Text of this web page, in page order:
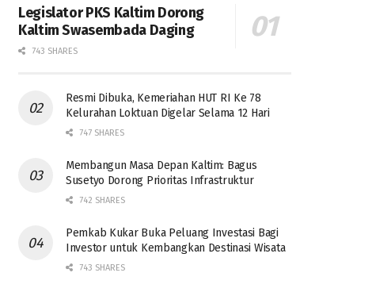
Legislator PKS Kaltim Dorong
Kaltim Swasembada Daging
743 SHARES
Resmi Dibuka, Kemeriahan HUT RI Ke 78
Kelurahan Loktuan Digelar Selama 12 Hari
747 SHARES
Membangun Masa Depan Kaltim: Bagus
Susetyo Dorong Prioritas Infrastruktur
742 SHARES
Pemkab Kukar Buka Peluang Investasi Bagi
Investor untuk Kembangkan Destinasi Wisata
743 SHARES